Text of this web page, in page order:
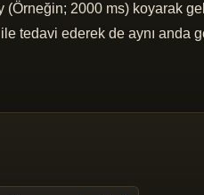
(Örneğin; 2000 ms) koyarak
tedavi ederek de aynı anda